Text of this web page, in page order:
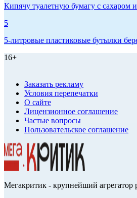
Кипячу туалетную бумагу с сахаром
5
5-литровые пластиковые бутылки
16+
Заказать рекламу
Условия перепечатки
О сайте
Лицензионное соглашение
Частые вопросы
Пользовательское соглашение
Мегакритик - крупнейший агрегатор